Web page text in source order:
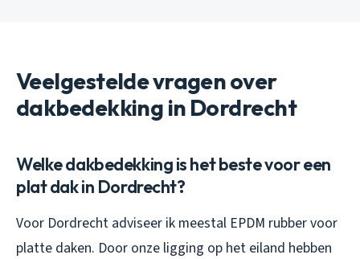
Veelgestelde vragen over
dakbedekking in Dordrecht
Welke dakbedekking is het beste voor een
plat dak in Dordrecht?
Voor Dordrecht adviseer ik meestal EPDM rubber voor
platte daken. Door onze ligging op het eiland hebben